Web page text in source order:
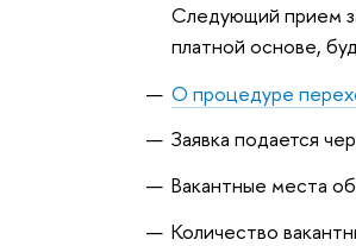
Следующий прием
платной основе,
О процедуре
Заявка подается
Вакантные места
Количество